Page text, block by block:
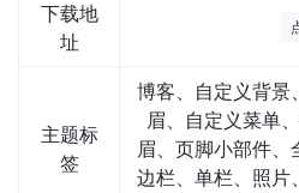
下载地
址
主题标
签
博客、自定义背景
眉、自定义菜单
眉、页脚小部件、
边栏、单栏、照片